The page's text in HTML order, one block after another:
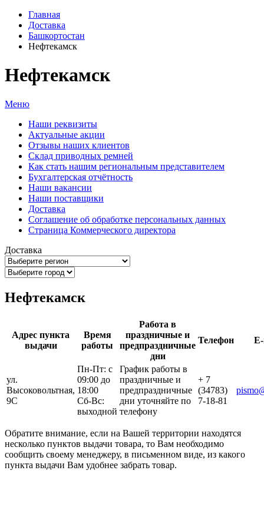
Главная
Доставка
Башкортостан
Нефтекамск
Нефтекамск
Меню
Наши реквизиты
Актуальные акции
Отзывы наших клиентов
Склад приводных ремней
Как стать нашим региональным представителем
Бухгалтерская отчётность
Наши вакансии
Наши поставщики
Доставка
Соглашение об обработке персональных данных
Страница Коммерческого директора
Доставка
Нефтекамск
Адрес пункта
выдачи
Время
работы
Работа в
праздничные и
предпраздничные
дни
Телефон
ул.
Высоковольтная,
9С
Пн-Пт: с
09:00 до
18:00
Сб-Вс:
выходной
График работы в
праздничные и
предпраздничные
дни уточняйте по
телефону
+ 7
(34783)
7-18-81
Обратите внимание, если на Вашей территории находятся
несколько пунктов выдачи товара, то Вам необходимо
сообщить своему менеджеру, в письменном виде, из какого
пункта выдачи Вам удобнее забрать товар.